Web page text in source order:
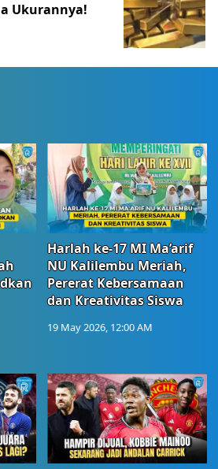
Ukurannya!
Harlah ke-17 MI Ma’arif
NU Kalilembu Meriah,
Pererat Kebersamaan
dan Kreativitas Siswa
19 May 2026, 12:00 AM